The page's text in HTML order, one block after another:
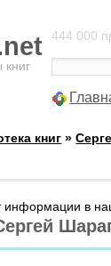
книг
444 000
книг »
информации в